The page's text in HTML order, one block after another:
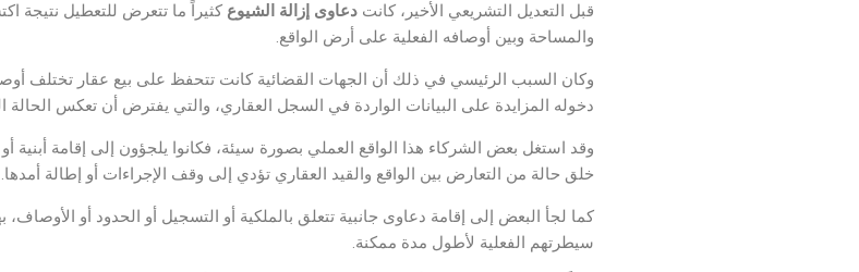
قبل التعديل التشريعي الأخير، كانت دعاوى إزالة الشيوع كثيراً ما تتعرض للتعطيل نتيجة
والمساحة وبين أوصافه الفعلية على أرض الواقع.
وكان السبب الرئيسي في ذلك أن الجهات القضائية كانت تتحفظ على بيع عقار تختلف
دخوله المزايدة على البيانات الواردة في السجل العقاري، والتي يفترض أن تعكس الحالة
وقد استغل بعض الشركاء هذا الواقع العملي بصورة سيئة، فكانوا يلجؤون إلى إقامة
خلق حالة من التعارض بين الواقع والقيد العقاري تؤدي إلى وقف الإجراءات أو إطالة أمدها.
كما لجأ البعض إلى إقامة دعاوى جانبية تتعلق بالملكية أو التسجيل أو الحدود أو
سيطرتهم الفعلية لأطول مدة ممكنة.